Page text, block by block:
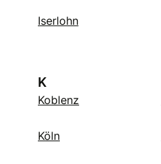
Iserlohn
K
Koblenz
Köln